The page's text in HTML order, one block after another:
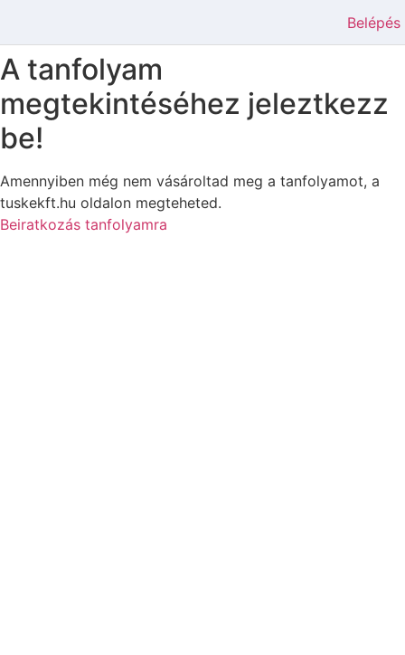
Belépés
A tanfolyam
megtekintéséhez jeleztkezz
be!
Amennyiben még nem vásároltad meg a tanfolyamot, a
tuskekft.hu oldalon megteheted.
Beiratkozás tanfolyamra